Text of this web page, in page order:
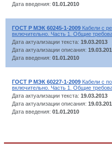
Дата введения: 01.01.2010
ГОСТ Р МЭК 60245-1-2009 Кабели с
включительно. Часть 1. Общие
Дата актуализации текста: 19.03.2013
Дата актуализации описания:
Дата введения: 01.01.2010
ГОСТ Р МЭК 60227-1-2009 Кабели с
включительно. Часть 1. Общие
Дата актуализации текста: 19.03.2013
Дата актуализации описания:
Дата введения: 01.01.2010